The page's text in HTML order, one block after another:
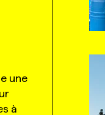
une
à